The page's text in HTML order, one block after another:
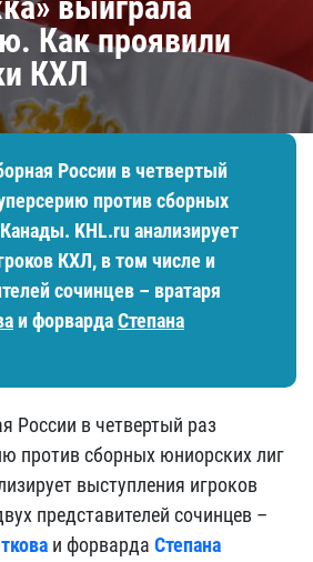
Как проявили
КХЛ
России в четвертый
против сборных
KHL.ru анализирует
КХЛ, в том числе и
сочинцев – вратаря
и форвардаСтепана
России в четвертый раз
против сборных юниорских лиг
выступления игроков
представителей сочинцев –
и форварда Степана